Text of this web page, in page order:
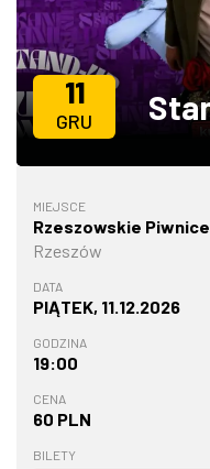
W RZESZOWIE
11
GRU
MIEJSCE
Rzeszowskie Piwnice
Rzeszów
DATA
PIĄTEK, 11.12.2026
GODZINA
19:00
CENA
60 PLN
BILETY